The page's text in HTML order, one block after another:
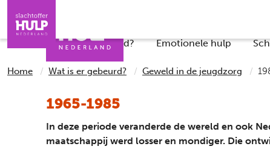
Wat is er gebeurd? Emotionele hulp
Home Wat is er gebeurd? Geweld in de jeugdzorg
1965-1985
In deze periode veranderde de wereld en ook
maatschappij werd losser en mondiger. Die